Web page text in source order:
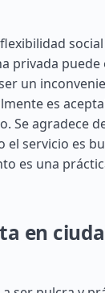
privada
un
es
Se agradece
servicio es
es una
en